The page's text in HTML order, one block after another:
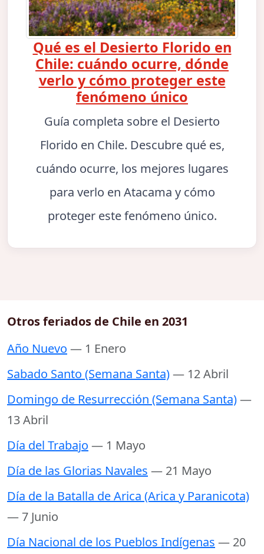
Qué es el Desierto Florido en
Chile: cuándo ocurre, dónde
verlo y cómo proteger este
fenómeno único
Guía completa sobre el Desierto
Florido en Chile. Descubre qué es,
cuándo ocurre, los mejores lugares
para verlo en Atacama y cómo
proteger este fenómeno único.
Otros feriados de Chile en 2031
Año Nuevo — 1 Enero
Sabado Santo (Semana Santa)— 12 Abril
Domingo de Resurrección (Semana Santa)—
13 Abril
Día del Trabajo — 1 Mayo
Día de las Glorias Navales — 21 Mayo
Día de la Batalla de Arica (Arica y Paranicota)
— 7 Junio
Día Nacional de los Pueblos Indígenas — 20